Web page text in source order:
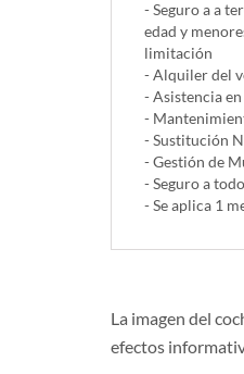
- Seguro a a
edad y
limitación
- Alquiler del
- Asistencia
-
- Sustitución
- Gestión de
- Seguro a
- Se aplica 1
La imagen del
efectos